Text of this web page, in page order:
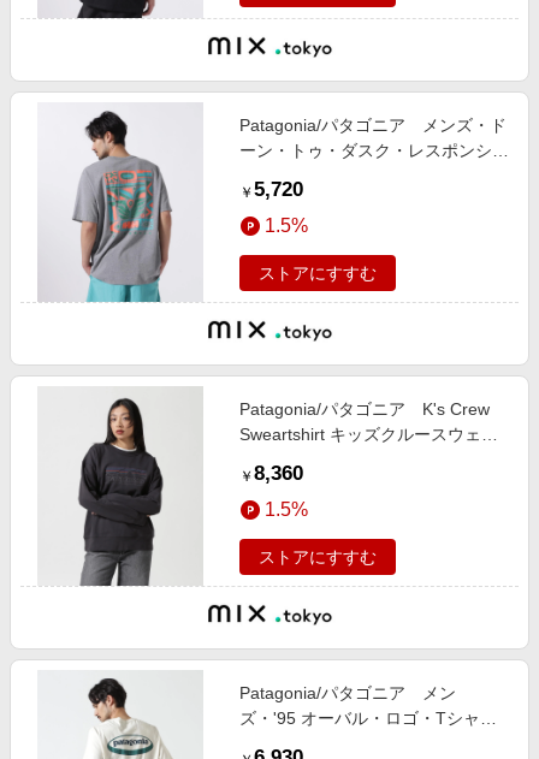
Patagonia/パタゴニア メンズ・ド
ーン・トゥ・ダスク・レスポンシビ
￥ 5,720
1.5%
ストアにすすむ
Patagonia/パタゴニア K's Crew
Sweartshirt キッズクルースウェッ
￥ 8,360
1.5%
ストアにすすむ
Patagonia/パタゴニア メン
ズ・'95 オーバル・ロゴ・Tシャツ